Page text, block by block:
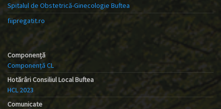
Spitalul de Obstetrică-Ginecologie Buftea
fiipregatit.ro
Componență
Componență CL
Hotărâri Consiliul Local Buftea
HCL 2023
Comunicate